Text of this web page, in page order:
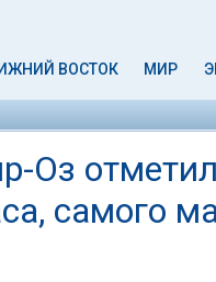
ВОСТОК МИР
Оз
самого